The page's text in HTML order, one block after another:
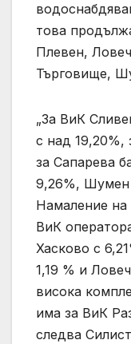
това
Плевен,
Търговище,
„За ВиК
с над 19,20%,
за Сапарева
9,26%, Шумен
Намаление на
ВиК
Хасково с
1,19 % и
висока
има за ВиК
следва